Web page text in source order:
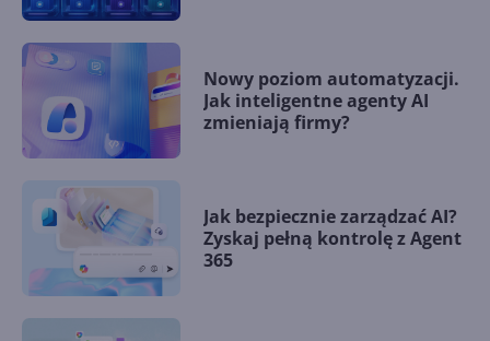
Nowy poziom automatyzacji.
Jak inteligentne agenty AI
zmieniają firmy?
Jak bezpiecznie zarządzać AI?
Zyskaj pełną kontrolę z Agent
365